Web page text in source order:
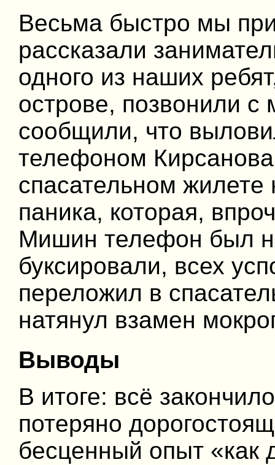
Весьма быстро мы
рассказали
одного из наших
острове, позвонили с
сообщили, что
телефоном
спасательном
паника, которая,
Мишин телефон был
буксировали, всех
переложил в
натянул взамен
Выводы
В итоге: всё
потеряно
бесценный опыт «как